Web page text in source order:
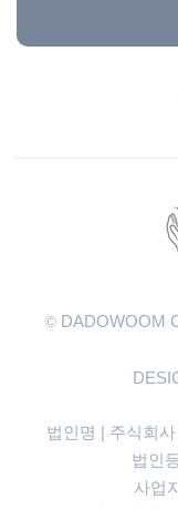
© DADOWOOM
법인명 | 주식회
법인
사업